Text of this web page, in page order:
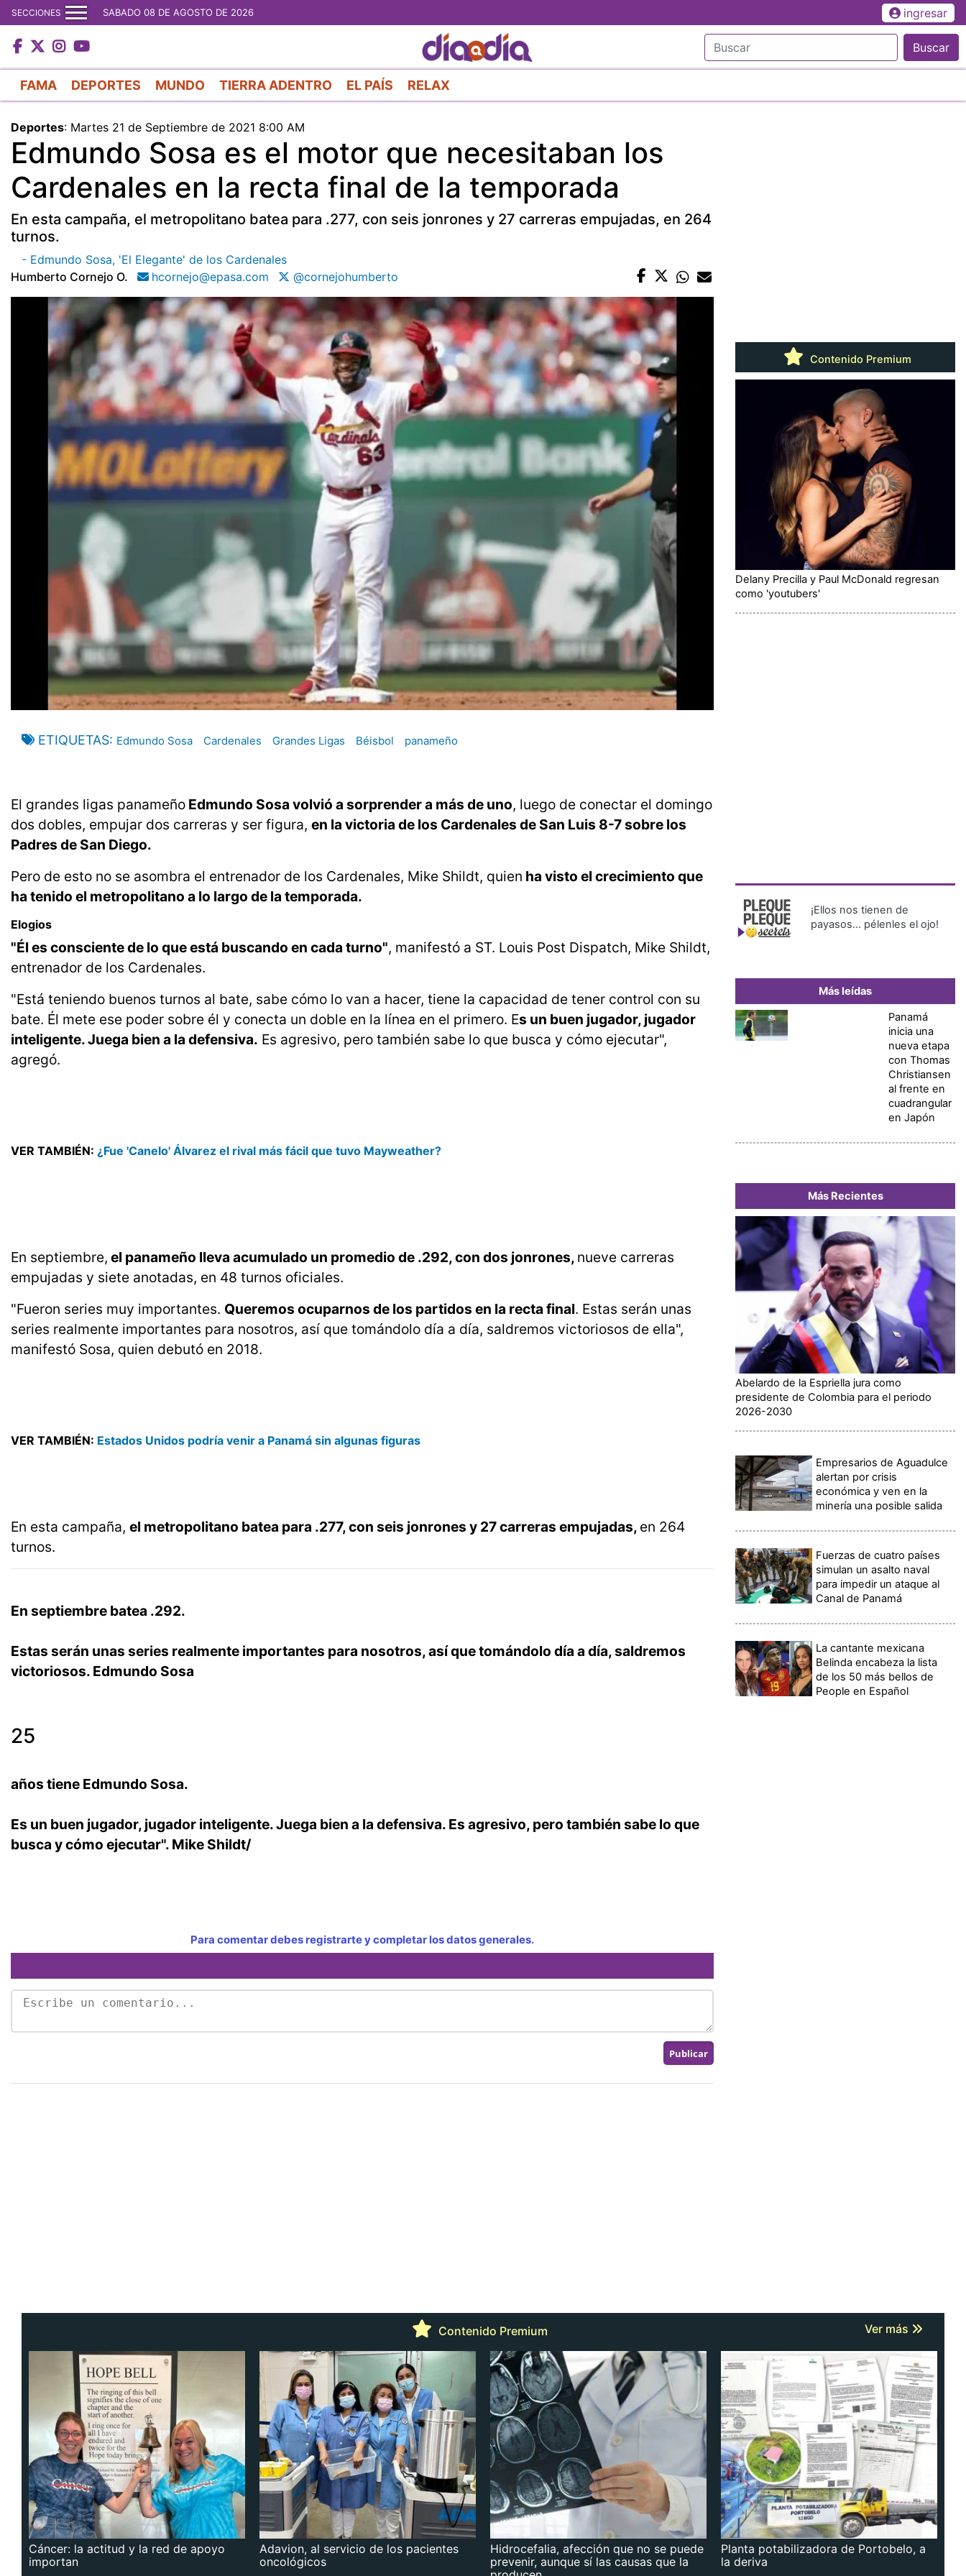
al
contenido
principal
SECCIONES SABADO 08 DE AGOSTO DE 2026 ingresar
Buscar
FAMA DEPORTES MUNDO TIERRA ADENTRO EL PAÍS RELAX
Deportes: Martes 21 de Septiembre de 2021 8:00 AM
Edmundo Sosa es el motor que necesitaban los
Cardenales en la recta final de la temporada
En esta campaña, el metropolitano batea para .277, con seis jonrones y 27 carreras empujadas, en 264
turnos.
- Edmundo Sosa, 'El Elegante' de los Cardenales
Humberto Cornejo O.
hcornejo@epasa.com @cornejohumberto
ETIQUETAS Edmundo Sosa Cardenales Grandes Ligas Béisbol panameño
El grandes ligas panameño Edmundo Sosa volvió a sorprender a más de uno, luego de conectar el domingo
dos dobles, empujar dos carreras y ser figura, en la victoria de los Cardenales de San Luis 8-7 sobre los
Padres de San Diego.
Pero de esto no se asombra el entrenador de los Cardenales, Mike Shildt, quien ha visto el crecimiento que
ha tenido el metropolitano a lo largo de la temporada.
Elogios
"Él es consciente de lo que está buscando en cada turno", manifestó a ST. Louis Post Dispatch, Mike Shildt,
entrenador de los Cardenales.
"Está teniendo buenos turnos al bate, sabe cómo lo van a hacer, tiene la capacidad de tener control con su
bate. Él mete ese poder sobre él y conecta un doble en la línea en el primero. Es un buen jugador, jugador
inteligente. Juega bien a la defensiva. Es agresivo, pero también sabe lo que busca y cómo ejecutar",
agregó.
VER TAMBIÉN: ¿Fue 'Canelo' Álvarez el rival más fácil que tuvo Mayweather?
En septiembre, el panameño lleva acumulado un promedio de .292, con dos jonrones, nueve carreras
empujadas y siete anotadas, en 48 turnos oficiales.
"Fueron series muy importantes. Queremos ocuparnos de los partidos en la recta final. Estas serán unas
series realmente importantes para nosotros, así que tomándolo día a día, saldremos victoriosos de ella",
manifestó Sosa, quien debutó en 2018.
VER TAMBIÉN: Estados Unidos podría venir a Panamá sin algunas figuras
En esta campaña, el metropolitano batea para .277, con seis jonrones y 27 carreras empujadas, en 264
turnos.
En septiembre batea .292.
Estas serán unas series realmente importantes para nosotros, así que tomándolo día a día, saldremos
victoriosos. Edmundo Sosa
25
años tiene Edmundo Sosa.
Es un buen jugador, jugador inteligente. Juega bien a la defensiva. Es agresivo, pero también sabe lo que
busca y cómo ejecutar". Mike Shildt/
Para comentar debes registrarte y completar los datos generales.
Contenido Premium
Delany Precilla y Paul McDonald regresan
como 'youtubers'
¡Ellos nos tienen de
payasos… pélenles el ojo!
Más leídas
Panamá
inicia una
nueva etapa
con Thomas
Christiansen
al frente en
cuadrangular
en Japón
Más Recientes
Abelardo de la Espriella jura como
presidente de Colombia para el periodo
2026-2030
Empresarios de Aguadulce
alertan por crisis
económica y ven en la
minería una posible salida
Fuerzas de cuatro países
simulan un asalto naval
para impedir un ataque al
Canal de Panamá
La cantante mexicana
Belinda encabeza la lista
de los 50 más bellos de
People en Español
Contenido Premium Ver más
Cáncer: la actitud y la red de apoyo
importan
Adavion, al servicio de los pacientes
oncológicos
Hidrocefalia, afección que no se puede
prevenir, aunque sí las causas que la
Planta potabilizadora de Portobelo, a
la deriva